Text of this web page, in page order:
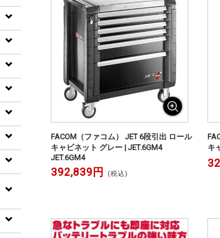
FACOM（ファコム） JET 6段引出 ロール
キャビネット グレー | JET.6GM4
JET.6GM4
392,839円 (税込)
キ